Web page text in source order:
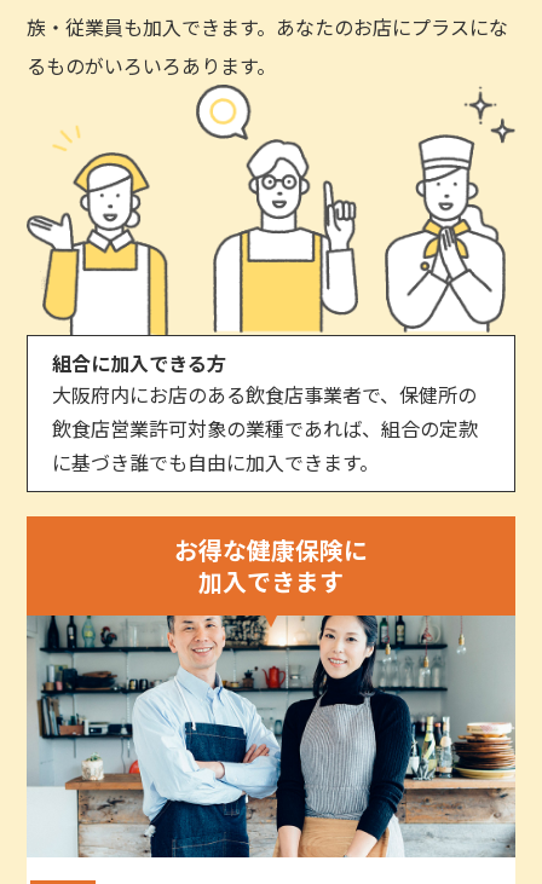
族・従業員も加入できます。あなたのお店にプラスにな
るものがいろいろあります。
組合に加入できる方
大阪府内にお店のある飲食店事業者で、保健所の
飲食店営業許可対象の業種であれば、組合の定款
に基づき誰でも自由に加入できます。
お得な健康保険に
加入できます